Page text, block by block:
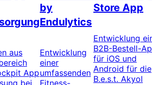
aus
App
bei
by
Endulytics
Entwicklung
einer
umfassenden
Fitness-
Store App
Entwicklung
B2B-Bestell-
für iOS und
Android für die
B.e.s.t. Akyol